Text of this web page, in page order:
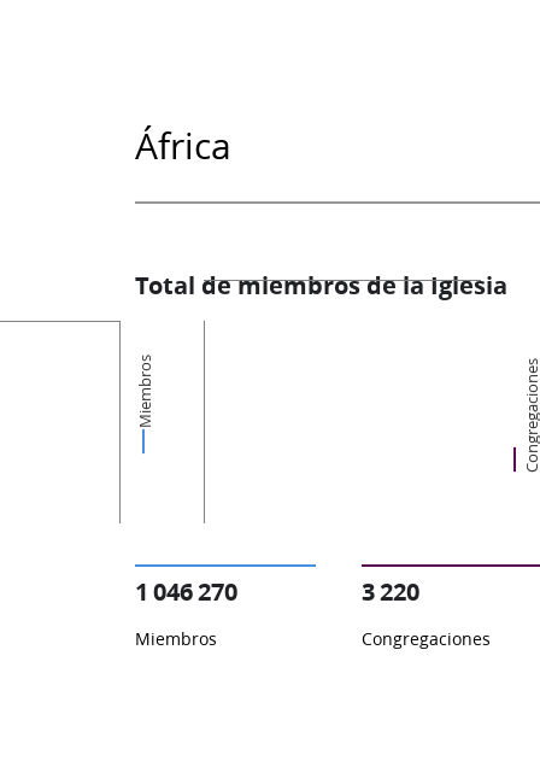
África
Total de miembros de la Iglesia
Miembros Congregaciones
1 046 270
Miembros
3 220
Congregaciones